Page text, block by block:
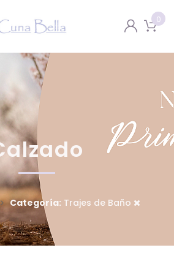
0
Categoría: Trajes de Baño